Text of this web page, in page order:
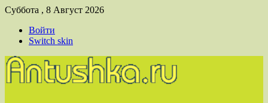
Суббота , 8 Август 2026
Войти
Switch skin